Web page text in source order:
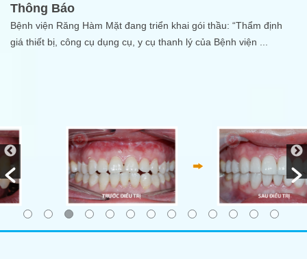
Thông Báo
Bệnh viện Răng Hàm Mặt đang triển khai gói thầu: “Thẩm định
giá thiết bị, công cụ dụng cụ, y cụ thanh lý của Bệnh viện